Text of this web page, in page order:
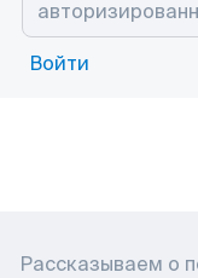
Войти
Рассказываем о